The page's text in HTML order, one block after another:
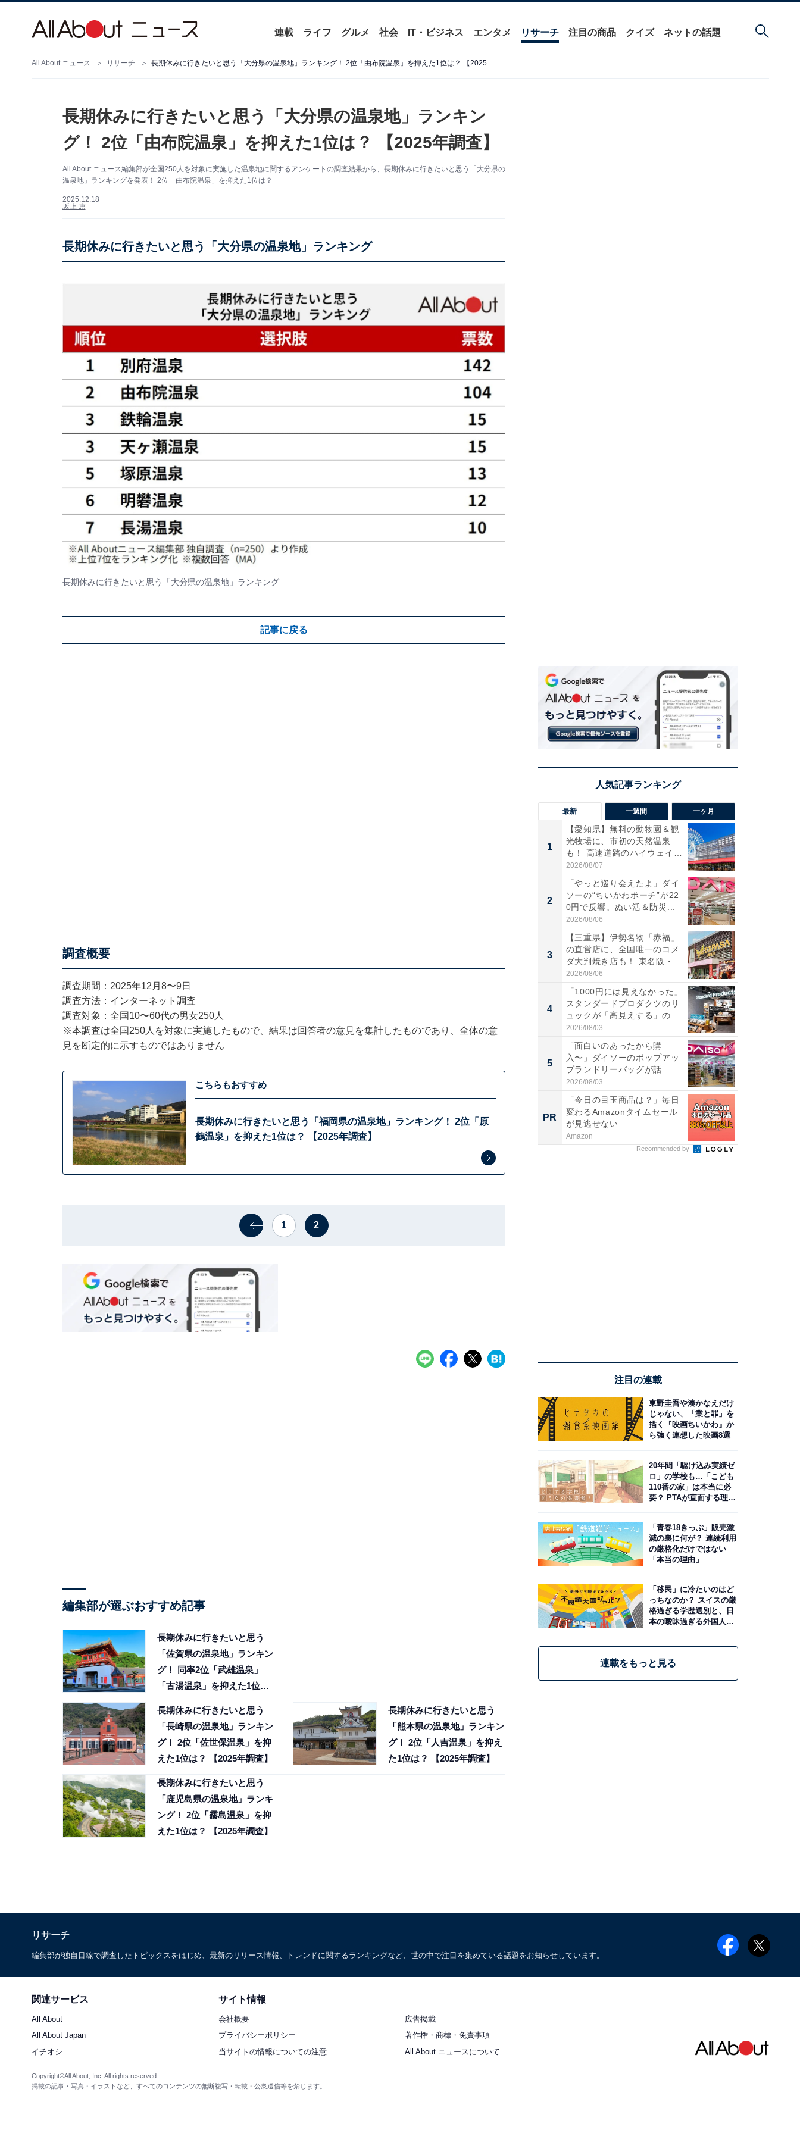
連載 ライフ グルメ 社会 IT・ビジネス エンタメ リサーチ 注目の商品 クイズ ネットの話題
All About ニュース リサーチ 長期休みに行きたいと思う「大分県の温泉地」ランキング！ 2位「由布院温泉」を抑えた1位は？ 【2025年調査】
長期休みに行きたいと思う「大分県の温泉地」ランキン
グ！ 2位「由布院温泉」を抑えた1位は？ 【2025年調査】
All About ニュース編集部が全国250人を対象に実施した温泉地に関するアンケートの調査結果から、長期休みに行きたいと思う「大分県の
温泉地」ランキングを発表！ 2位「由布院温泉」を抑えた1位は？
2025.12.18
坂上 恵
長期休みに行きたいと思う「大分県の温泉地」ランキング
長期休みに行きたいと思う「大分県の温泉地」ランキング
記事に戻る
調査概要
調査期間：2025年12月8〜9日
調査方法：インターネット調査
調査対象：全国10〜60代の男女250人
※本調査は全国250人を対象に実施したもので、結果は回答者の意見を集計したものであり、全体の意
見を断定的に示すものではありません
こちらもおすすめ
長期休みに行きたいと思う「福岡県の温泉地」ランキング！ 2位「原
鶴温泉」を抑えた1位は？ 【2025年調査】
1 2
編集部が選ぶおすすめ記事
長期休みに行きたいと思う
「佐賀県の温泉地」ランキン
グ！ 同率2位「武雄温泉」
「古湯温泉」を抑えた1位
長期休みに行きたいと思う
「長崎県の温泉地」ランキン
グ！ 2位「佐世保温泉」を抑
えた1位は？ 【2025年調査】
長期休みに行きたいと思う
「熊本県の温泉地」ランキン
グ！ 2位「人吉温泉」を抑え
た1位は？ 【2025年調査】
長期休みに行きたいと思う
「鹿児島県の温泉地」ランキ
ング！ 2位「霧島温泉」を抑
えた1位は？ 【2025年調査】
最新 一週間 一ヶ月
1
【愛知県】無料の動物園＆観
光牧場に、市初の天然温泉
も！ 高速道路のハイウェイオ
ア...
2026/08/07
2
「やっと巡り会えたよ」ダイ
ソーの“ちいかわポーチ”が22
0円で反響。ぬい活＆防災...
2026/08/06
3
【三重県】伊勢名物「赤福」
の直営店に、全国唯一のコメ
ダ大判焼き店も！ 東名阪・
伊...
2026/08/06
4
「1000円には見えなかった」
スタンダードプロダクツのリ
ュックが「高見えする」の...
2026/08/03
5
「面白いのあったから購
入〜」ダイソーのポップアッ
プランドリーバッグが話
題。“さま...
2026/08/03
PR
「今日の目玉商品は？」毎日
変わるAmazonタイムセール
が見逃せない
Amazon
Recommended by
注目の連載
東野圭吾や湊かなえだけ
じゃない、「業と罪」を
描く『映画ちいかわ』か
ら強く連想した映画8選
20年間「駆け込み実績ゼ
ロ」の学校も…「こども
110番の家」は本当に必
要？ PTAが直面する理想
「青春18きっぷ」販売激
減の裏に何が？ 連続利用
の厳格化だけではない
「本当の理由」
「移民」に冷たいのはど
っちなのか？ スイスの厳
格過ぎる学歴選別と、日
本の曖昧過ぎる外国人政
連載をもっと見る
リサーチ
編集部が独自目線で調査したトピックスをはじめ、最新のリリース情報、トレンドに関するランキングなど、世の中で注目を集めている話題をお知らせしています。
関連サービス
All About
All About Japan
イチオシ
サイト情報
会社概要
広告掲載
プライバシーポリシー
著作権・商標・免責事項
当サイトの情報についての注意
All About ニュースについて
Copyright©All About, Inc. All rights reserved.
掲載の記事・写真・イラストなど、すべてのコンテンツの無断複写・転載・公衆送信等を禁じます。